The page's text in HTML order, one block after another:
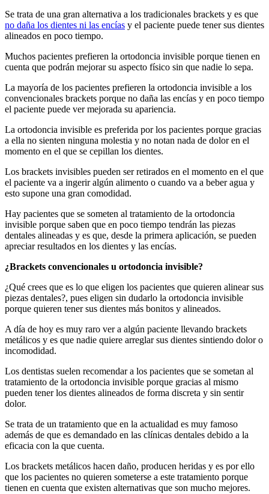
Se trata de una gran alternativa a los tradicionales brackets y es que
no daña los dientes ni las encías y el paciente puede tener sus dientes
alineados en poco tiempo.
Muchos pacientes prefieren la ortodoncia invisible porque tienen en
cuenta que podrán mejorar su aspecto físico sin que nadie lo sepa.
La mayoría de los pacientes prefieren la ortodoncia invisible a los
convencionales brackets porque no daña las encías y en poco tiempo
el paciente puede ver mejorada su apariencia.
La ortodoncia invisible es preferida por los pacientes porque gracias
a ella no sienten ninguna molestia y no notan nada de dolor en el
momento en el que se cepillan los dientes.
Los brackets invisibles pueden ser retirados en el momento en el que
el paciente va a ingerir algún alimento o cuando va a beber agua y
esto supone una gran comodidad.
Hay pacientes que se someten al tratamiento de la ortodoncia
invisible porque saben que en poco tiempo tendrán las piezas
dentales alineadas y es que, desde la primera aplicación, se pueden
apreciar resultados en los dientes y las encías.
¿Brackets convencionales u ortodoncia invisible?
¿Qué crees que es lo que eligen los pacientes que quieren alinear sus
piezas dentales?, pues eligen sin dudarlo la ortodoncia invisible
porque quieren tener sus dientes más bonitos y alineados.
A día de hoy es muy raro ver a algún paciente llevando brackets
metálicos y es que nadie quiere arreglar sus dientes sintiendo dolor o
incomodidad.
Los dentistas suelen recomendar a los pacientes que se sometan al
tratamiento de la ortodoncia invisible porque gracias al mismo
pueden tener los dientes alineados de forma discreta y sin sentir
dolor.
Se trata de un tratamiento que en la actualidad es muy famoso
además de que es demandado en las clínicas dentales debido a la
eficacia con la que cuenta.
Los brackets metálicos hacen daño, producen heridas y es por ello
que los pacientes no quieren someterse a este tratamiento porque
tienen en cuenta que existen alternativas que son mucho mejores.